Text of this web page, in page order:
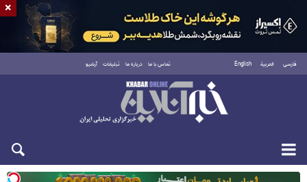
فارسی العربية English تماس با ما درباره ما تبلیغات آرشیو
یکشنبه ۱۸ مرداد ۱۴۰۵
×